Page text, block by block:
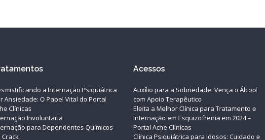
a Internação Psiquiátrica
Ansiedade: O Papel Vital do Portal
Clínicas
Involuntaria
para Dependentes Químicos
Crack
Acessos
Auxílio para a Sobriedade: Vença o Álcool
com Apoio Terapêutico
Eleita a Melhor Clínica para Tratamento e
Internação em Esquizofrenia em 2024 –
Portal Ache Clínicas
Clínica Psiquiátrica para Idosos: Cuidado e